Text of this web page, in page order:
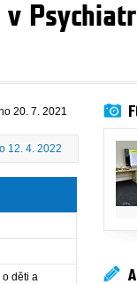
20. 7. 2021
12. 4. 2022
o děti a